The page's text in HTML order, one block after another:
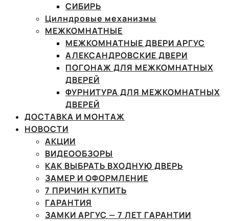
СИБИРЬ
Цилндровые механизмы
МЕЖКОМНАТНЫЕ
МЕЖКОМНАТНЫЕ ДВЕРИ АРГУС
АЛЕКСАНДРОВСКИЕ ДВЕРИ
ПОГОНАЖ ДЛЯ МЕЖКОМНАТНЫХ
ДВЕРЕЙ
ФУРНИТУРА ДЛЯ МЕЖКОМНАТНЫХ
ДВЕРЕЙ
ДОСТАВКА И МОНТАЖ
НОВОСТИ
АКЦИИ
ВИДЕООБЗОРЫ
КАК ВЫБРАТЬ ВХОДНУЮ ДВЕРЬ
ЗАМЕР И ОФОРМЛЕНИЕ
7 ПРИЧИН КУПИТЬ
ГАРАНТИЯ
ЗАМКИ АРГУС — 7 ЛЕТ ГАРАНТИИ